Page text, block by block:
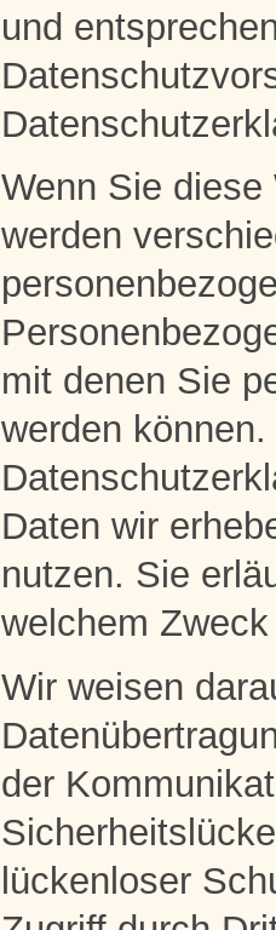
und
Wenn Sie
werden
mit denen Sie
werden
Daten wir
nutzen. Sie
welchem
Wir weisen
der
lückenloser